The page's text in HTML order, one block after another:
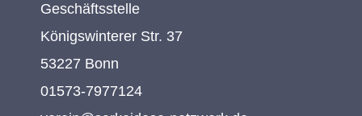
Geschäftsstelle
Königswinterer Str. 37
53227 Bonn
01573-7977124